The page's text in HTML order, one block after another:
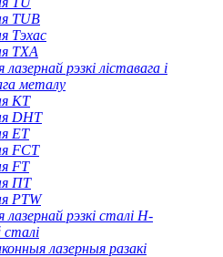
TUB
Тэхас
TXA
рэзкі ліставага і
металу
КТ
DHT
ET
FCT
FT
ПТ
PTW
рэзкі сталі H-
сталі
лазерныя разакі